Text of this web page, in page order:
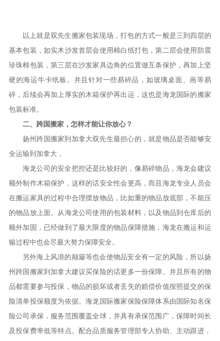
以上就是双先生搬家包装现场，打包的方式一般是三到四层的
基本包装，如实木沙发首层会使用棉白纸打包，第二层会使用防震
珍珠棉包装，第三层在沙发家具边角的位置做互条保护，再加上坚
硬的海运牛卡纸板。并且针对一些易碎品，如玻璃桌面、画等易
碎，后续会再加上厚实的木箱保护再出运，这也是海龙国际的搬家
包装标准。
二、跨国搬家，怎样才能让你放心？
扬州跨国搬家到加拿大双先生最担心的，就是物品是否能够安
全运输到加拿大，
海龙公司的安全把控还是比较好的，像易碎物品，海龙会建议
额外制作木箱保护，这样的话安全性会更高，而且海龙专业人员会
在搬运家具的过程中合理摆放物品，比如重的物品放底部，不能压
的物品放上面。从海龙公司使用的包装材料，以及物品到仓库后的
额外加固，已经做到了最大限度的物品保障措施，海龙在搬运和运
输过程中也会尽最大努力保障安全。
另外海上风浪的颠簸等也会使物品安全有一定的风险，所以扬
州跨国搬家到加拿大建议买保险的话更多一份保障。并且所有的物
品都需要参与投保，物品的损坏或者丢失的赔偿价值按照提交的保
险清单投保额度为依据。海龙国际搬家保险保障体系由国际知名保
险公司承保，服务范围覆盖全球，并具有承保范围广，保障时间长
及投保费率低等特点。配合品质服务管理部专人协助、主动跟进，